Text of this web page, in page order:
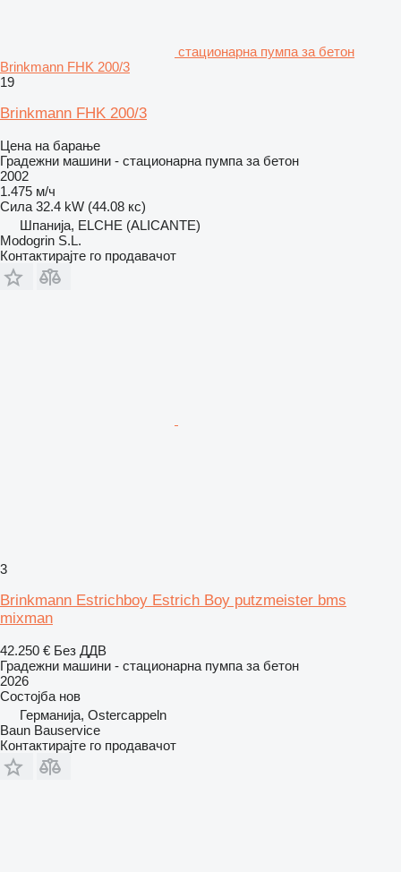
стационарна пумпа за бетон
Brinkmann FHK 200/3
19
Brinkmann FHK 200/3
Цена на барање
Градежни машини - стационарна пумпа за бетон
2002
1.475 м/ч
Сила 32.4 kW (44.08 кс)
Шпанија, ELCHE (ALICANTE)
Modogrin S.L.
Контактирајте го продавачот
3
Brinkmann Estrichboy Estrich Boy putzmeister bms
mixman
42.250 € Без ДДВ
Градежни машини - стационарна пумпа за бетон
2026
Состојба нов
Германија, Ostercappeln
Baun Bauservice
Контактирајте го продавачот